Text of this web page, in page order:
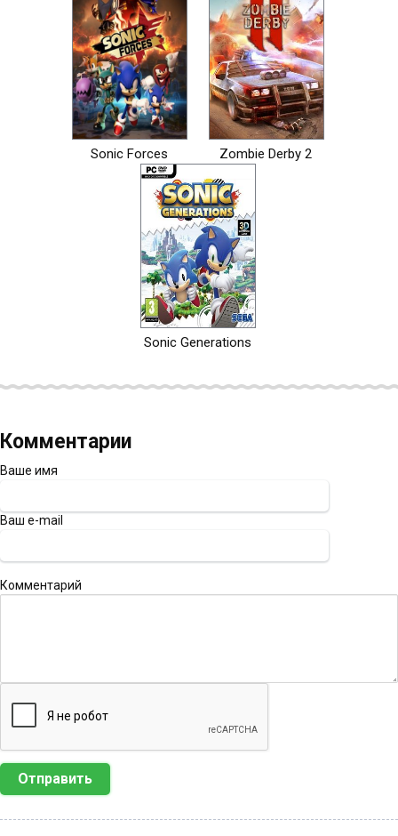
Sonic Forces Zombie Derby 2
Sonic Generations
Комментарии
Ваше имя
Ваш e-mail
Комментарий
Отправить